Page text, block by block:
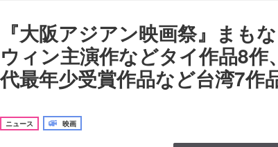
『大阪アジアン映画祭』まも
ウィン主演作などタイ作品8作
代最年少受賞作品など台湾7作
ニュース 映画